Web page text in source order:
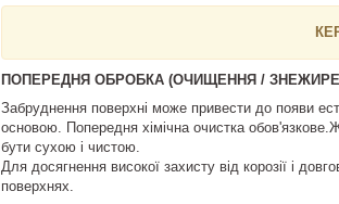
ПОПЕРЕДНЯ ОБРОБКА (ОЧИЩЕННЯ /
Забруднення поверхні може привести до появи
основою. Попередня хімічна очистка
бути сухою і чистою.
Для досягнення високої захисту від корозії і
поверхнях.